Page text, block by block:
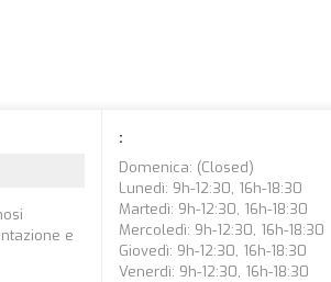
e
:
Domenica: (closed)
Lunedì: 9h-12:30, 16h-18:30
Martedì: 9h-12:30, 16h-18:30
Mercoledì: 9h-12:30, 16h-18:30
Giovedì: 9h-12:30, 16h-18:30
Venerdì: 9h-12:30, 16h-18:30